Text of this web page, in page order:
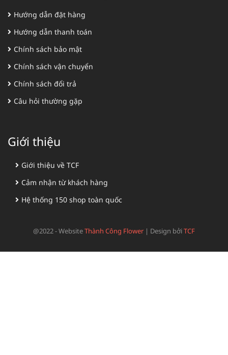
Hướng dẫn đặt hàng
Hướng dẫn thanh toán
Chính sách bảo mật
Chính sách vận chuyển
Chính sách đổi trả
Câu hỏi thường gặp
Giới thiệu
Giới thiệu về TCF
Cảm nhận từ khách hàng
Hệ thống 150 shop toàn quốc
@2022 - WebsiteThành Công Flower | Design bởiTCF